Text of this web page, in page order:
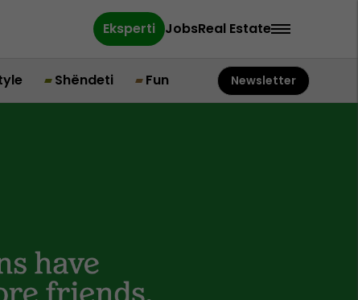
Eksperti JobsReal Estate
Shëndeti Fun Newsletter